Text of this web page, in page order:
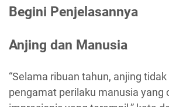
Begini Penjelasannya
Anjing dan Manusia
“Selama ribuan tahun, anjing
pengamat perilaku manusia yang